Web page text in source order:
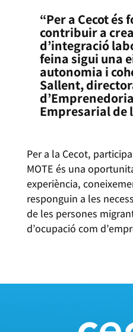
“Per a Cecot és
contribuir a
d’integració
feina sigui una
autonomia i
Sallent,
Empresarial de
Per a la Cecot,
MOTE és una
experiència,
responguin a les
de les persones
d’ocupació com